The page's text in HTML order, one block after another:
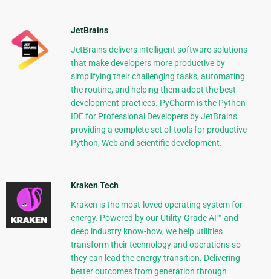
JetBrains
JetBrains delivers intelligent software solutions
that make developers more productive by
simplifying their challenging tasks, automating
the routine, and helping them adopt the best
development practices. PyCharm is the Python
IDE for Professional Developers by JetBrains
providing a complete set of tools for productive
Python, Web and scientific development.
Kraken Tech
Kraken is the most-loved operating system for
energy. Powered by our Utility-Grade AI™ and
deep industry know-how, we help utilities
transform their technology and operations so
they can lead the energy transition. Delivering
better outcomes from generation through